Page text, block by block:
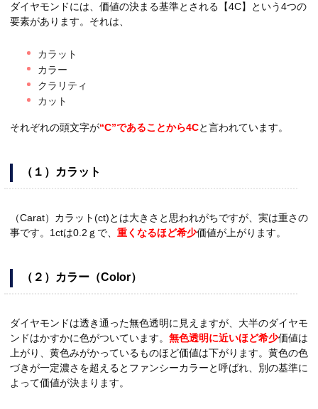
ダイヤモンドには、価値の決まる基準とされる【4C】という4つの
要素があります。それは、
カラット
カラー
クラリティ
カット
それぞれの頭文字が“C”であることから4Cと言われています。
（１）カラット
（Carat）カラット(ct)とは大きさと思われがちですが、実は重さの
事です。1ctは0.2ｇで、 重くなるほど希少価値が上がります。
（２）カラー（Color）
ダイヤモンドは透き通った無色透明に見えますが、大半のダイヤモ
ンドはかすかに色がついています。 無色透明に近いほど希少価値は
上がり、黄色みがかっているものほど価値は下がります。黄色の色
づきが一定濃さを超えるとファンシーカラーと呼ばれ、別の基準に
よって価値が決まります。